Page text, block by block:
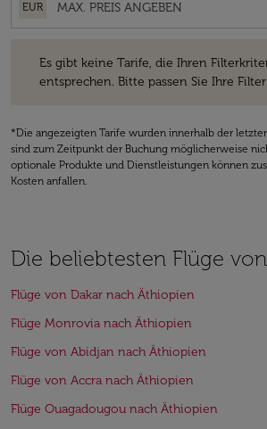
EUR
Es gibt keine Tarife, die Ihren
entsprechen. Bitte passen Sie Ihre
*Die angezeigten Tarife wurden innerhalb der
sind zum Zeitpunkt der Buchung möglicherweise
optionale Produkte und Dienstleistungen können
Kosten anfallen.
Die beliebtesten Flüge
Flüge von Dakar nach Äthiopien
Flüge Monrovia nach Äthiopien
Flüge von Abidjan nach Äthiopien
Flüge von Accra nach Äthiopien
Flüge Ouagadougou nach Äthiopien